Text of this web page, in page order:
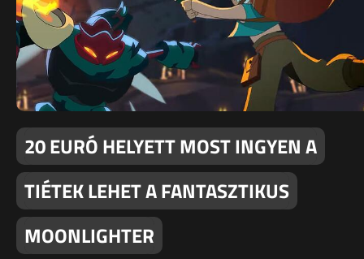
20 EURÓ HELYETT MOST INGYEN A
TIÉTEK LEHET A FANTASZTIKUS
MOONLIGHTER